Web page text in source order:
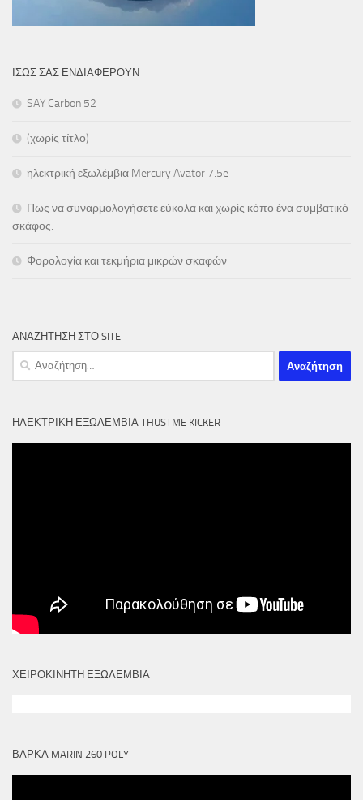
ΊΣΩΣ ΣΑΣ ΕΝΔΙΑΦΈΡΟΥΝ
SAY Carbon 52
(χωρίς τίτλο)
ηλεκτρική εξωλέμβια Mercury Avator 7.5e
Πως να συναρμολογήσετε εύκολα και χωρίς κόπο ένα συμβατικό
σκάφος.
Φορολογία και τεκμήρια μικρών σκαφών
ΑΝΑΖΗΤΗΣΗ ΣΤΟ SITE
Αναζήτηση
ΗΛΕΚΤΡΙΚΉ ΕΞΩΛΈΜΒΙΑ THUSTME KICKER
ΧΕΙΡΟΚΙΝΗΤΗ ΕΞΩΛΕΜΒΙΑ
ΒΑΡΚΑ MARIN 260 POLY